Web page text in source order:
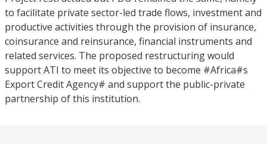
to facilitate private sector-led trade flows, investment and
productive activities through the provision of insurance,
coinsurance and reinsurance, financial instruments and
related services. The proposed restructuring would
support ATI to meet its objective to become #Africa#s
Export Credit Agency# and support the public-private
partnership of this institution.